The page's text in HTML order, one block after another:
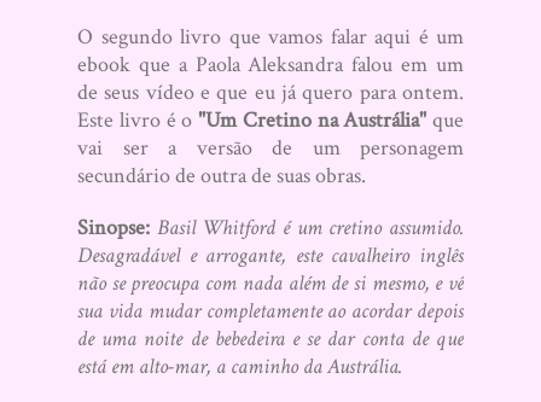
O segundo livro que vamos falar aqui é um
ebook que a Paola Aleksandra falou em um
de seus vídeo e que eu já quero para ontem.
Este livro é o "Um Cretino na Austrália" que
vai ser a versão de um personagem
secundário de outra de suas obras.
Sinopse: Basil Whitford é um cretino assumido.
Desagradável e arrogante, este cavalheiro inglês
não se preocupa com nada além de si mesmo, e vê
sua vida mudar completamente ao acordar depois
de uma noite de bebedeira e se dar conta de que
está em alto-mar, a caminho da Austrália.